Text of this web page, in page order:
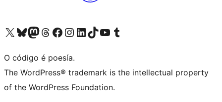
Visita la cuenta de X (anteriormente Twitter)
Visita a nosa conta de Bluesky
Visita a nosa conta de Mastodon
Visita a nosa conta de Threads
Visita a nosa páxina de Facebook
Visita a nosa conta de Instagram
Visita a nosa conta de LinkedIn
Visita a nosa conta de TikTok
Visita a nosa canle de YouTube
Visita a nosa conta de Tumblr
O código é poesía.
The WordPress® trademark is the intellectual property
of the WordPress Foundation.